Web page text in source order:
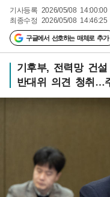
기사등록 2026/05/08 14:00:00
최종수정 2026/05/08 14:46:25
구글에서 선호하는 매체로 추가
기후부, 전력망 건
반대위 의견 청취…